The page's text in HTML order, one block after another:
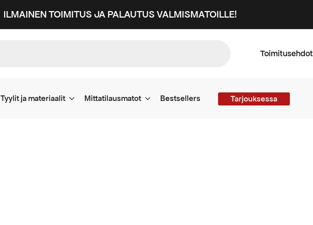
ILMAINEN TOIMITUS JA PALAUTUS VALMISMATOILLE!
Toimitusehdot
Tyylit ja materiaalit Mittatilausmatot Bestsellers Tarjouksessa